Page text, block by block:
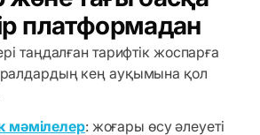
платформадан
таңдалған тарифтік жоспарға
кең ауқымына қол
мәмілелер: жоғары өсу әлеуеті